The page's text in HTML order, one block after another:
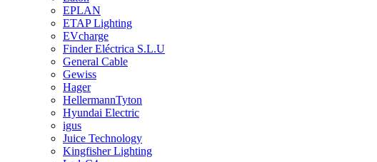
EPLAN
ETAP Lighting
EVcharge
Finder Eléctrica S.L.U
General Cable
Gewiss
Hager
HellermannTyton
Hyundai Electric
igus
Juice Technology
Kingfisher Lighting